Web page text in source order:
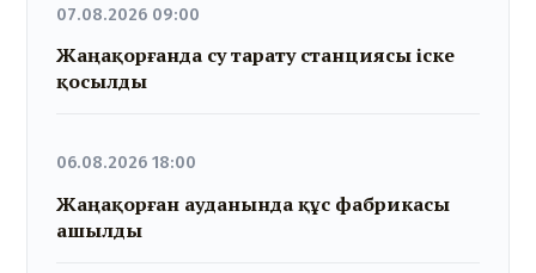
07.08.2026 09:00
Жаңақорғанда су тарату станциясы іске
қосылды
06.08.2026 18:00
Жаңақорған ауданында құс фабрикасы
ашылды